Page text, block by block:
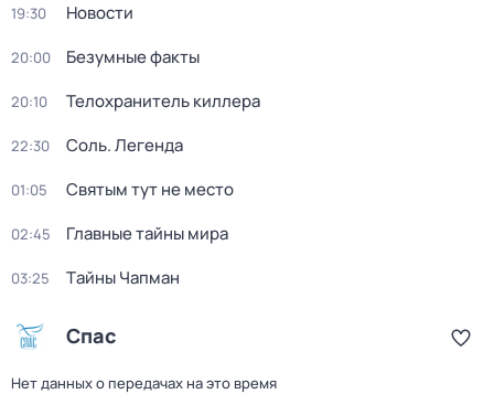
19:30 Новости
20:00 Безумные факты
20:10 Телохранитель киллера
22:30 Соль. Легенда
01:05 Святым тут не место
02:45 Главные тайны мира
03:25 Тaйны Чапман
Спас
Нет данных о передачах на это время